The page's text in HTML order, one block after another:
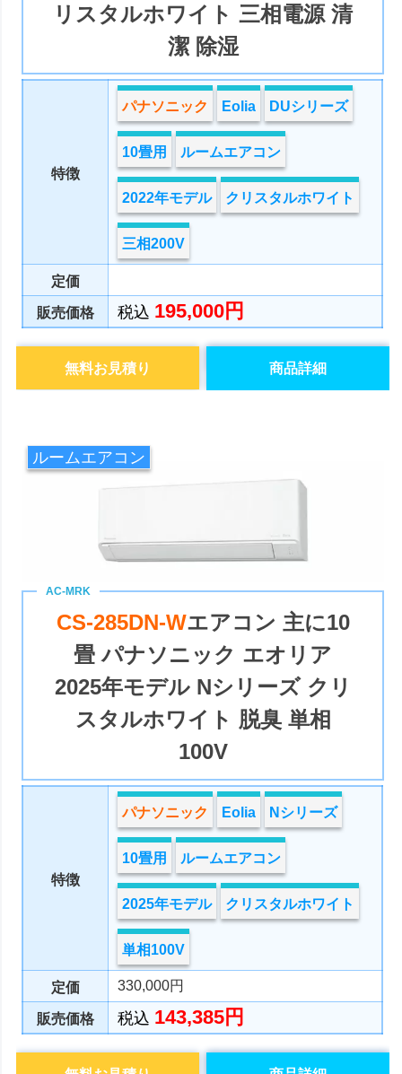
リスタルホワイト 三相電源 清
潔 除湿
特徴
パナソニック Eolia DUシリーズ
10畳用 ルームエアコン
2022年モデル クリスタルホワイト
三相200V
定価
販売価格 税込 195,000円
商品詳細
無料お見積り
ルームエアコン
CS-285DN-Wエアコン 主に10
畳 パナソニック エオリア
2025年モデル Nシリーズ クリ
スタルホワイト 脱臭 単相
100V
特徴
パナソニック Eolia Nシリーズ
10畳用 ルームエアコン
2025年モデル クリスタルホワイト
単相100V
定価 330,000円
販売価格 税込 143,385円